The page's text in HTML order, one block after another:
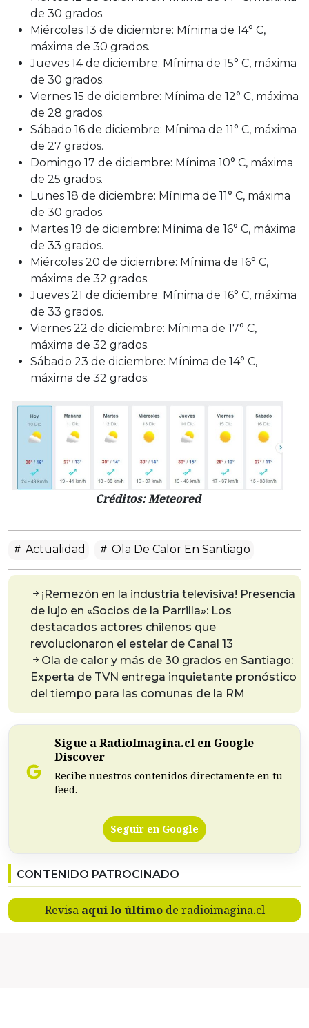
de 30 grados.
Miércoles 13 de diciembre: Mínima de 14° C,
máxima de 30 grados.
Jueves 14 de diciembre: Mínima de 15° C, máxima
de 30 grados.
Viernes 15 de diciembre: Mínima de 12° C, máxima
de 28 grados.
Sábado 16 de diciembre: Mínima de 11° C, máxima
de 27 grados.
Domingo 17 de diciembre: Mínima 10° C, máxima
de 25 grados.
Lunes 18 de diciembre: Mínima de 11° C, máxima
de 30 grados.
Martes 19 de diciembre: Mínima de 16° C, máxima
de 33 grados.
Miércoles 20 de diciembre: Mínima de 16° C,
máxima de 32 grados.
Jueves 21 de diciembre: Mínima de 16° C, máxima
de 33 grados.
Viernes 22 de diciembre: Mínima de 17° C,
máxima de 32 grados.
Sábado 23 de diciembre: Mínima de 14° C,
máxima de 32 grados.
Créditos: Meteored
Actualidad Ola De Calor En Santiago
¡Remezón en la industria televisiva! Presencia
de lujo en «Socios de la Parrilla»: Los
destacados actores chilenos que
revolucionaron el estelar de Canal 13
Ola de calor y más de 30 grados en Santiago:
Experta de TVN entrega inquietante pronóstico
del tiempo para las comunas de la RM
Sigue a RadioImagina.cl en Google
Discover
Recibe nuestros contenidos directamente en tu
feed.
Seguir en Google
CONTENIDO PATROCINADO
Revisa aquí lo últimode radioimagina.cl